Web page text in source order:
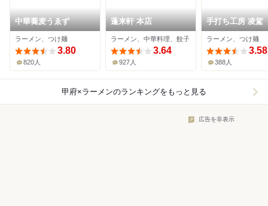
中華蕎麦うゑず
ラーメン、つけ麺
3.80
820人
蓬来軒 本店
ラーメン、中華料理、餃子
3.64
927人
手打ち工房 凌駕
ラーメン、つけ麺
3.58
388人
甲府×ラーメンのランキングをもっと見る
広告を非表示